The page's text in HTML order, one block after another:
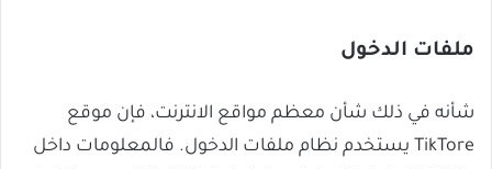
ملفات الدخول
شأنه في ذلك شأن معظم مواقع الانترنت، فإن موقع
TikTore يستخدم نظام ملفات الدخول. فالمعلومات داخل